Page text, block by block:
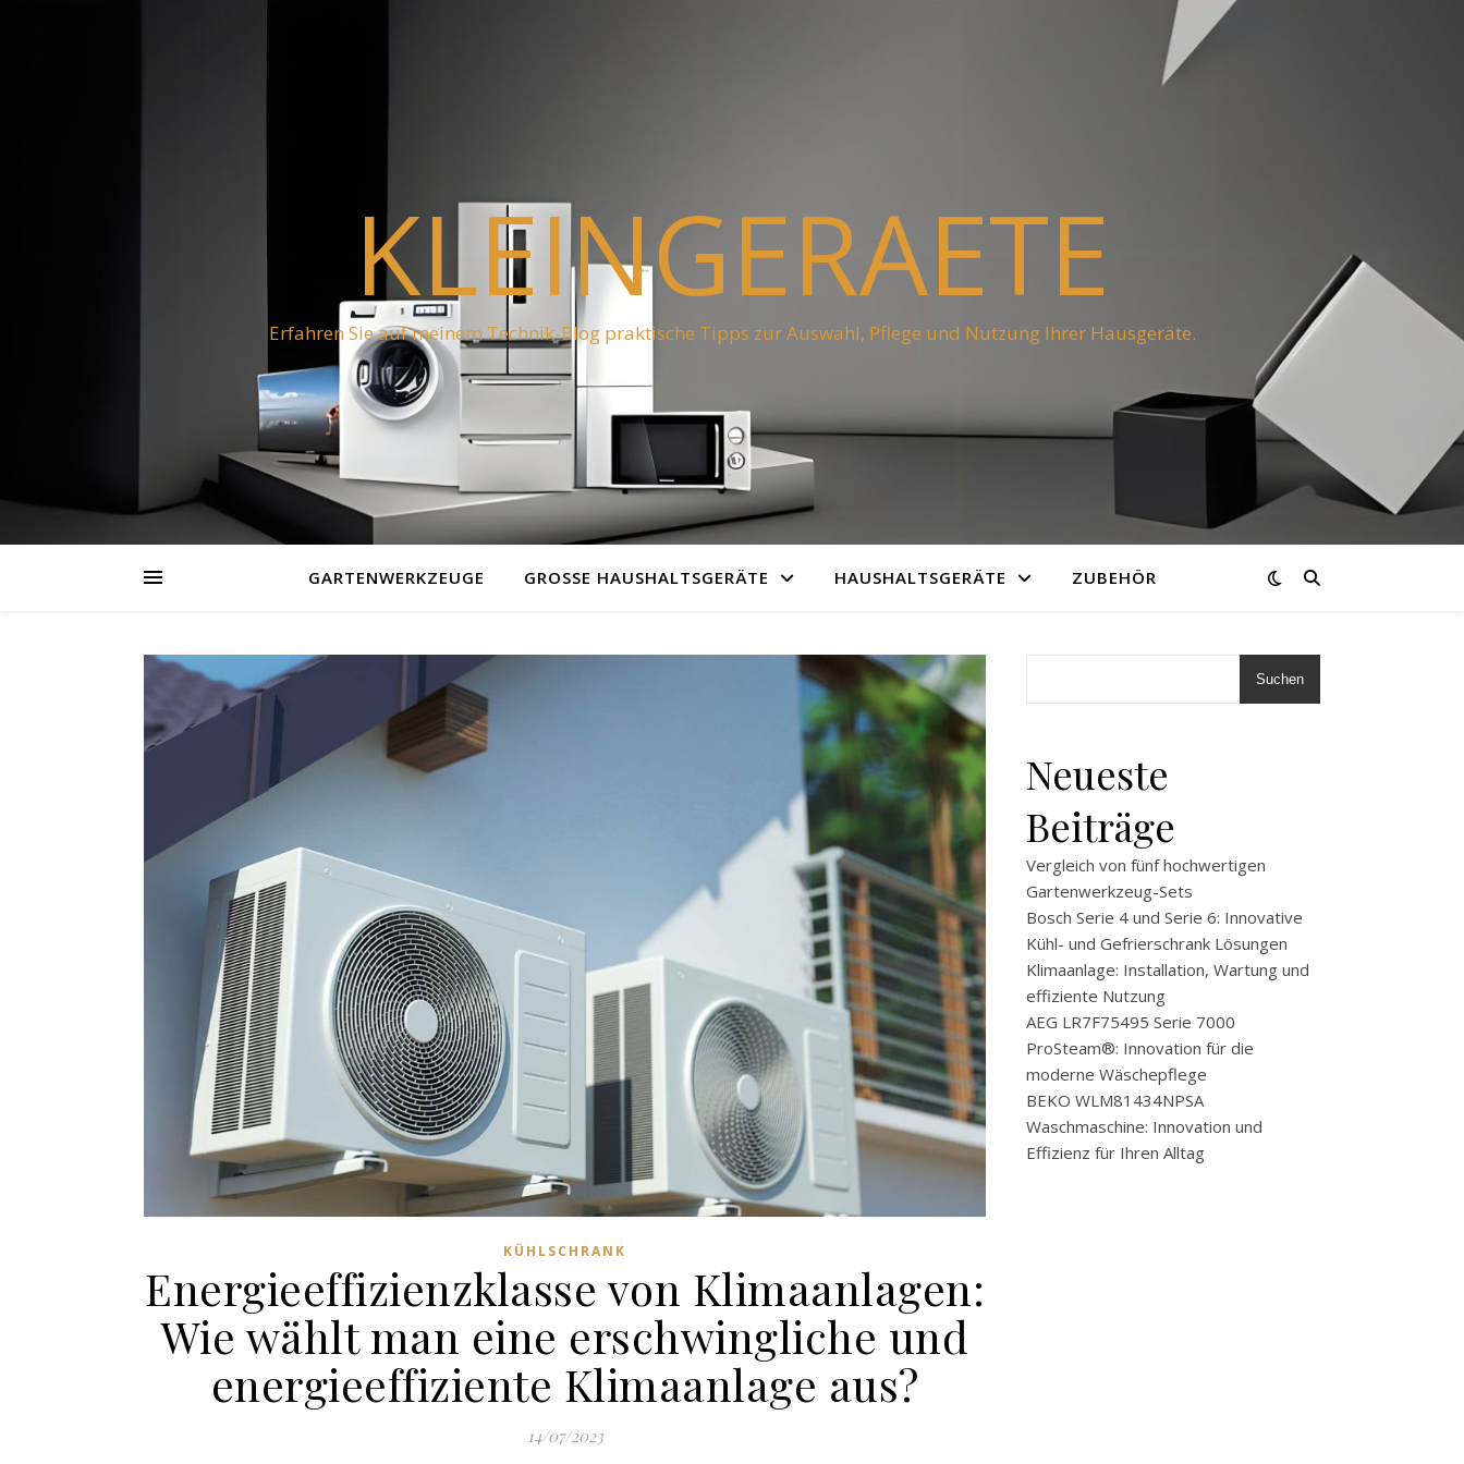
KLEINGERAETE
Erfahren Sie auf meinem Technik-Blog praktische Tipps zur Auswahl, Pflege und Nutzung Ihrer Hausgeräte.
GARTENWERKZEUGE GROSSE HAUSHALTSGERÄTE HAUSHALTSGERÄTE ZUBEHÖR
KÜHLSCHRANK
Energieeffizienzklasse von Klimaanlagen:
Wie wählt man eine erschwingliche und
energieeffiziente Klimaanlage aus?
14/07/2023
Suchen
Neueste
Beiträge
Vergleich von fünf hochwertigen
Gartenwerkzeug-Sets
Bosch Serie 4 und Serie 6: Innovative
Kühl- und Gefrierschrank Lösungen
Klimaanlage: Installation, Wartung und
effiziente Nutzung
AEG LR7F75495 Serie 7000
ProSteam®: Innovation für die
moderne Wäschepflege
BEKO WLM81434NPSA
Waschmaschine: Innovation und
Effizienz für Ihren Alltag